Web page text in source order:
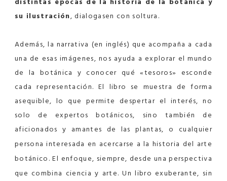
su ilustración, dialogasen con soltura.
Además, la narrativa (en inglés) que acompaña a cada
una de esas imágenes, nos ayuda a explorar el mundo
de la botánica y conocer qué «tesoros» esconde
cada representación. El libro se muestra de forma
asequible, lo que permite despertar el interés, no
solo de expertos botánicos, sino también de
aficionados y amantes de las plantas, o cualquier
persona interesada en acercarse a la historia del arte
botánico. El enfoque, siempre, desde una perspectiva
que combina ciencia y arte. Un libro exuberante, sin